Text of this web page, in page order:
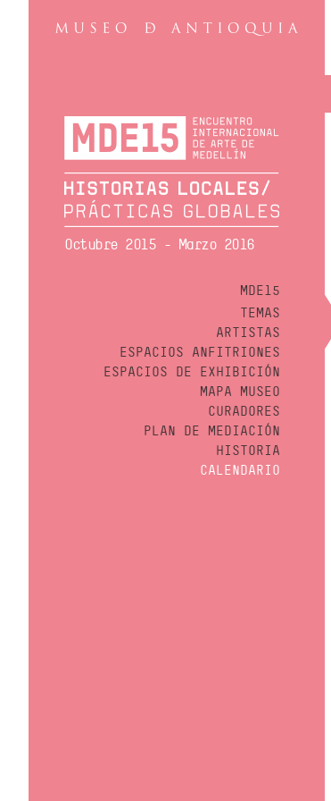
Octubre 2015 - Marzo 2016
MDE15
TEMAS
ARTISTAS
ESPACIOS ANFITRIONES
ESPACIOS DE EXHIBICIÓN
MAPA MUSEO
CURADORES
PLAN DE MEDIACIÓN
HISTORIA
CALENDARIO